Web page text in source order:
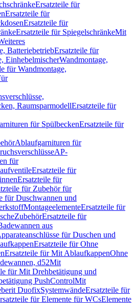
Ersatzteile für
Ersatzteile für
Ersatzteile für
Ersatzteile für SpiegelschränkeMit
BatteriebetriebErsatzteile für
EinhebelmischerWandmontage,
für Wandmontage,
RaumsparmodellErsatzteile für
für SpülbeckenErsatzteile für
Ablaufgarnituren für
AP-
für
Ersatzteile für
Ersatzteile für
für Zubehör für
für Duschwannen und
MontageelementeErsatzteile für
ZubehörErsatzteile für
aus
für Duschen und
Ersatzteile für Ohne
Ersatzteile für Mit AblaufkappenOhne
d52Mit
für Mit Drehbetätigung und
PushControlMit
DuofixSystemwändeErsatzteile für
für Elemente für WCsElemente